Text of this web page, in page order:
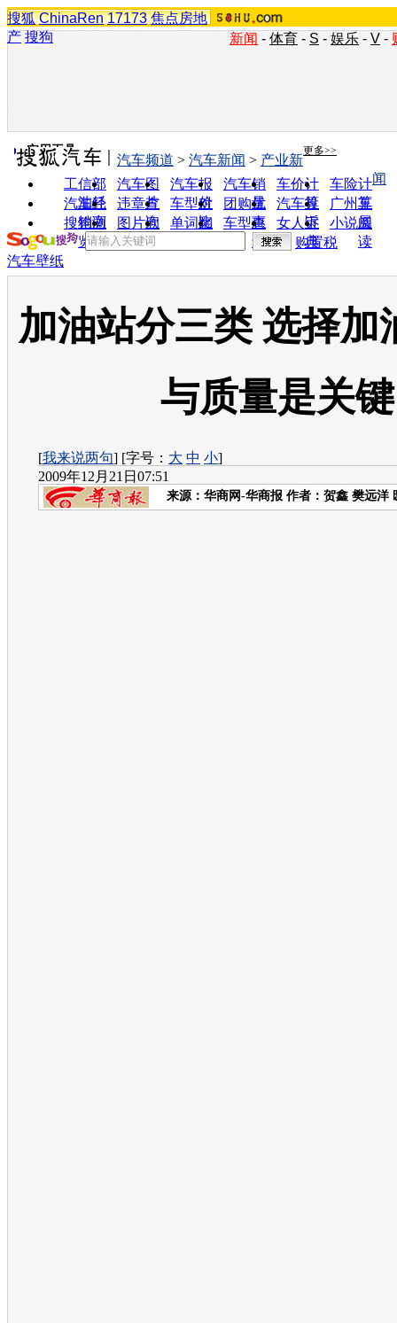
搜狐 ChinaRen 17173 焦点房地
产 搜狗 新闻 - 体育 - S - 娱乐 - V -
实用工具 更多>>
工信部
油耗
汽车图
片
汽车报
价
汽车销
量
车价计
算
车险计
算
汽车经
销商
违章查
询
车型对
比
团购优
惠
汽车投
诉
广州车
展
搜狗浏
览器
图片欣
赏
单词翻
车型查
询
女人宝
典
小说阅
读
汽车频道 > 汽车新闻 > 产业新
闻
购置税
汽车壁纸
加油站分三类 选择加
与质量是关键
[我来说两句] [字号： 大 中 小]
2009年12月21日07:51
来源： 华商网-华商报 作者：贺鑫 樊远洋